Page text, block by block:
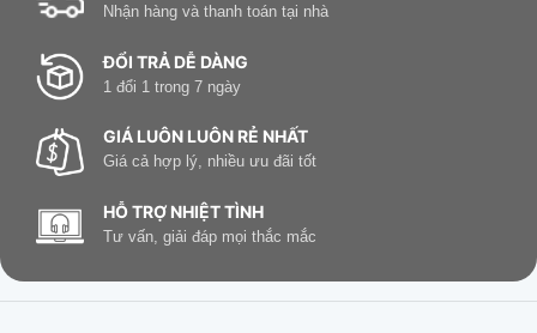
Nhận hàng và thanh toán tại nhà
ĐỔI TRẢ DỄ DÀNG
1 đổi 1 trong 7 ngày
GIÁ LUÔN LUÔN RẺ NHẤT
Giá cả hợp lý, nhiều ưu đãi tốt
HỖ TRỢ NHIỆT TÌNH
Tư vấn, giải đáp mọi thắc mắc